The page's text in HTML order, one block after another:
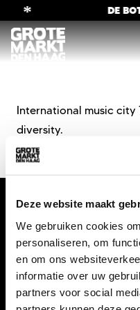
Deze website maakt
We gebruiken cookies
personaliseren, om
en om ons
informatie over uw
partners voor social
* DE
International music city
diversity.
info@gmdh.nl